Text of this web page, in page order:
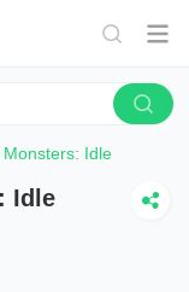
Idle
Idle